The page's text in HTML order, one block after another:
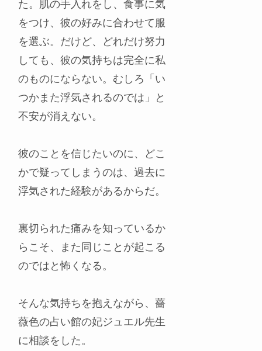
た。肌の手入れをし、食事に気
をつけ、彼の好みに合わせて服
を選ぶ。だけど、どれだけ努力
しても、彼の気持ちは完全に私
のものにならない。むしろ「い
つかまた浮気されるのでは」と
不安が消えない。
彼のことを信じたいのに、どこ
かで疑ってしまうのは、過去に
浮気された経験があるからだ。
裏切られた痛みを知っているか
らこそ、また同じことが起こる
のではと怖くなる。
そんな気持ちを抱えながら、薔
薇色の占い館の妃ジュエル先生
に相談をした。